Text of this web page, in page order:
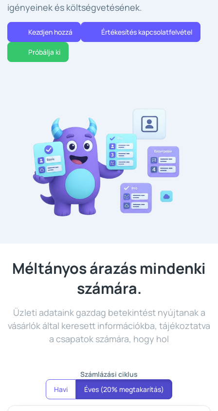
igényeinek és költségvetésének.
Kezdjen hozzá Értékesítés kapcsolatfelvétel
Próbálja ki
Méltányos árazás mindenki
számára.
Üzleti adataink gazdag betekintést nyújtanak a
vásárlók által keresett információkba, tájékoztatva
a csapatok számára, hogy hol
Számlázási ciklus
Havi
Éves (20% megtakarítás)